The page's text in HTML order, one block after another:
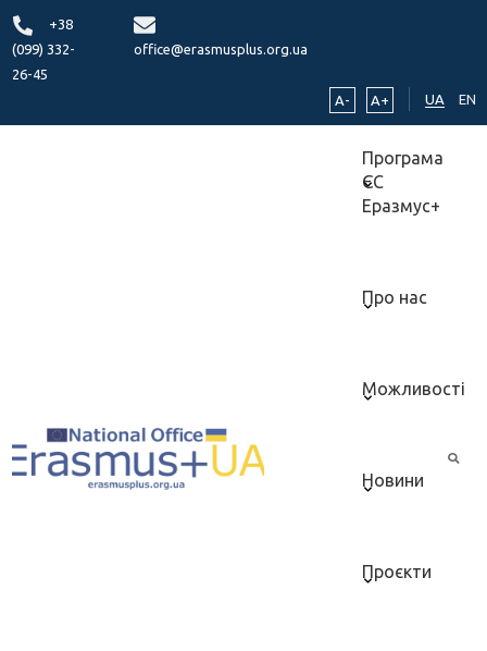
+38
(099) 332-
26-45
office@erasmusplus.org.ua
A- A+ UA EN
Програма
ЄС
Еразмус+
Про нас
Можливості
Новини
Проєкти